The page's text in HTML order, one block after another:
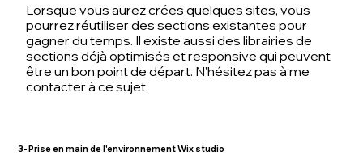
Lorsque vous aurez crées quelques sites, vous
pourrez réutiliser des sections existantes pour
gagner du temps. Il existe aussi des librairies de
sections déjà optimisés et responsive qui peuvent
être un bon point de départ. N'hésitez pas à me
contacter à ce sujet.
3- Prise en main de l'environnement Wix studio